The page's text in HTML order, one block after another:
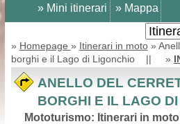
» Mini itinerari » Mappa
» Homepage » Itinerari in moto»
borghi e il Lago di Ligonchio || »
ANELLO DEL
BORGHI E IL LAGO
Mototurismo: Itinerari in